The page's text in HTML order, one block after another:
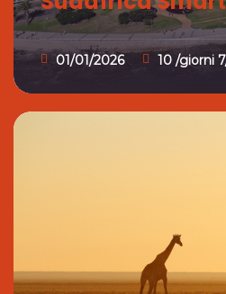
01/01/2026 10 /giorni